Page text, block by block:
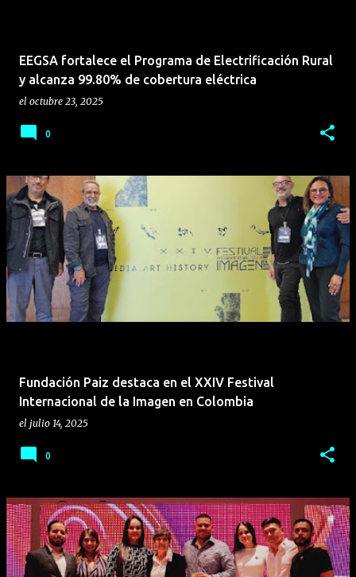
EEGSA fortalece el Programa de Electrificación Rural
y alcanza 99.80% de cobertura eléctrica
el octubre 23, 2025
0
Fundación Paiz destaca en el XXIV Festival
Internacional de la Imagen en Colombia
el julio 14, 2025
0